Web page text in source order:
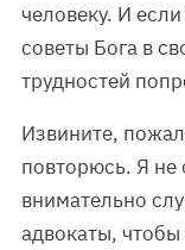
человеку. И
советы Бога в
трудностей
Извините,
повторюсь. Я не
внимательно
адвокаты,